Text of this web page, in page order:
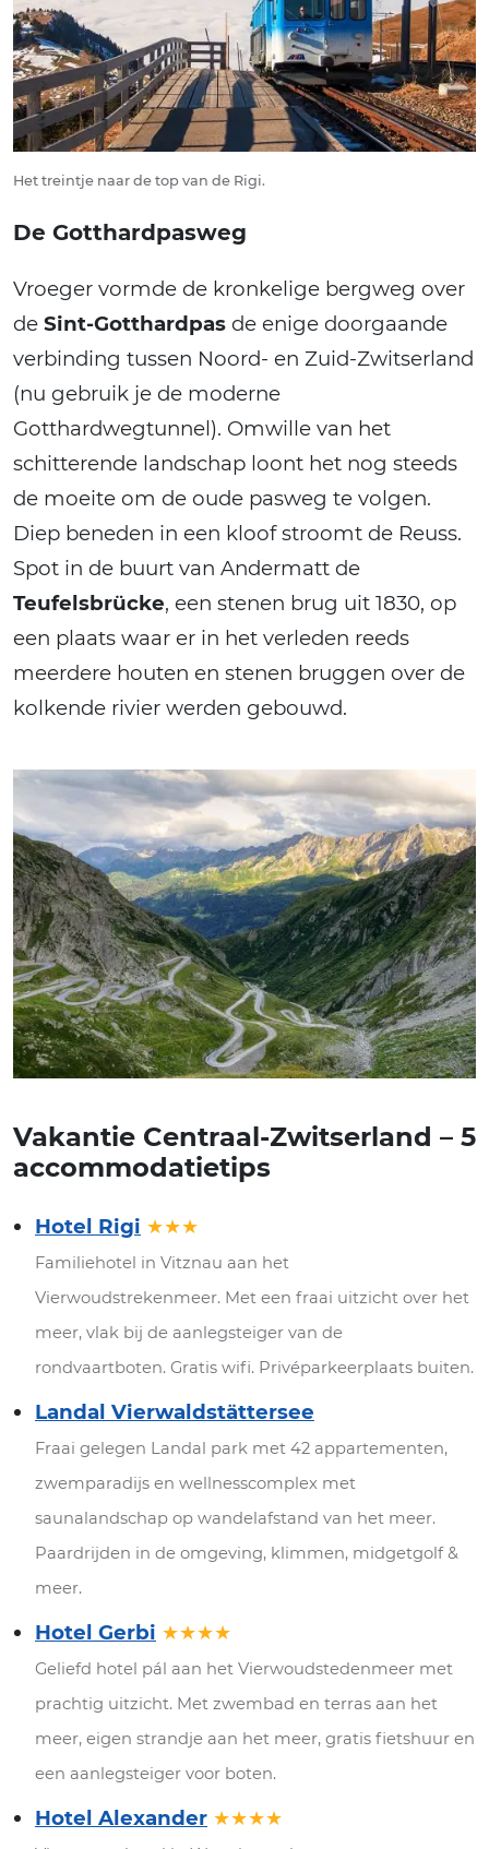
Het treintje naar de top van de Rigi.
De Gotthardpasweg
Vroeger vormde de kronkelige bergweg over
de Sint-Gotthardpas de enige doorgaande
verbinding tussen Noord- en Zuid-Zwitserland
(nu gebruik je de moderne
Gotthardwegtunnel). Omwille van het
schitterende landschap loont het nog steeds
de moeite om de oude pasweg te volgen.
Diep beneden in een kloof stroomt de Reuss.
Spot in de buurt van Andermatt de
Teufelsbrücke, een stenen brug uit 1830, op
een plaats waar er in het verleden reeds
meerdere houten en stenen bruggen over de
kolkende rivier werden gebouwd.
Vakantie Centraal-Zwitserland – 5
accommodatietips
Hotel Rigi ★★★
Familiehotel in Vitznau aan het
Vierwoudstrekenmeer. Met een fraai uitzicht over het
meer, vlak bij de aanlegsteiger van de
rondvaartboten. Gratis wifi. Privéparkeerplaats buiten.
Landal Vierwaldstättersee
Fraai gelegen Landal park met 42 appartementen,
zwemparadijs en wellnesscomplex met
saunalandschap op wandelafstand van het meer.
Paardrijden in de omgeving, klimmen, midgetgolf &
meer.
Hotel Gerbi ★★★★
Geliefd hotel pál aan het Vierwoudstedenmeer met
prachtig uitzicht. Met zwembad en terras aan het
meer, eigen strandje aan het meer, gratis fietshuur en
een aanlegsteiger voor boten.
Hotel Alexander ★★★★